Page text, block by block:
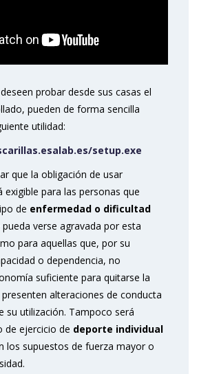
probar desde sus casas el
pueden de forma sencilla
utilidad:
setup.exe
que la obligación de usar
exigible para las personas que
de enfermedad o dificultad
pueda verse agravada por esta
para aquellas que, por su
o dependencia, no
suficiente para quitarse la
alteraciones de conducta
su utilización. Tampoco será
de ejercicio de deporte individual
los supuestos de fuerza mayor o